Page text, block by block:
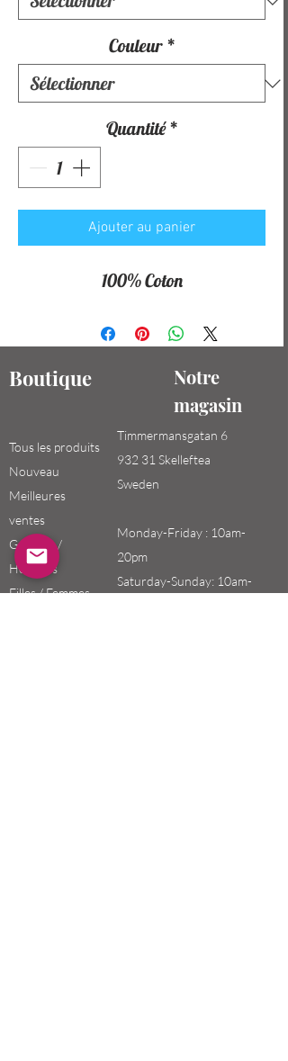
Couleur *
Quantité *
Ajouter au panier
100% Coton
Boutique
Notre
magasin
Tous les produits
Nouveau
Meilleures
ventes
Garçons /
Hommes
Filles / Femmes
Timmermansgatan 6
932 31 Skelleftea
Sweden
Monday-Friday : 10am-
20pm
Saturday-Sunday: 10am-